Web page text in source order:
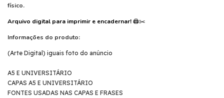
físico.
Arquivo digital para imprimir e encadernar!🖨️✂️
Informações do produto:
(Arte Digital) iguais foto do anúncio
A5 E UNIVERSITÁRIO
CAPAS A5 E UNIVERSITÁRIO
FONTES USADAS NAS CAPAS E FRASES